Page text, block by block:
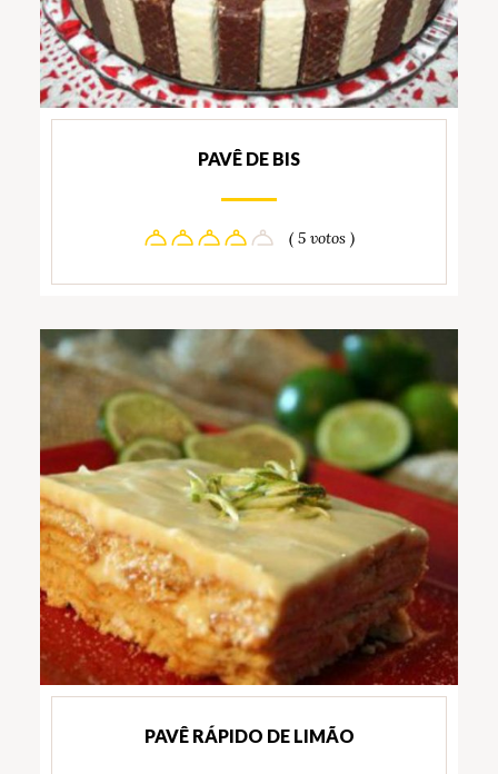
PAVÊ DE BIS
( 5 votos )
PAVÊ RÁPIDO DE LIMÃO